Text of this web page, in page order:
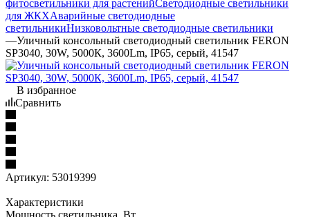
фитосветильники для растенийСветодиодные светильники
для ЖКХАварийные светодиодные
светильникиНизковольтные светодиодные светильники
—Уличный консольный светодиодный светильник FERON
SP3040, 30W, 5000К, 3600Lm, IP65, серый, 41547
В избранное
Сравнить
Артикул: 53019399
Характеристики
Мощность светильника, Вт